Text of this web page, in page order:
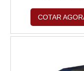
COTAÇÃO
atuação. A
COTAR